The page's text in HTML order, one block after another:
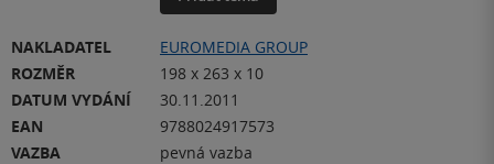
NAKLADATEL
EUROMEDIA GROUP
ROZMĚR
198 x 263 x 10
DATUM VYDÁNÍ
30.11.2011
EAN
9788024917573
VAZBA
pevná vazba